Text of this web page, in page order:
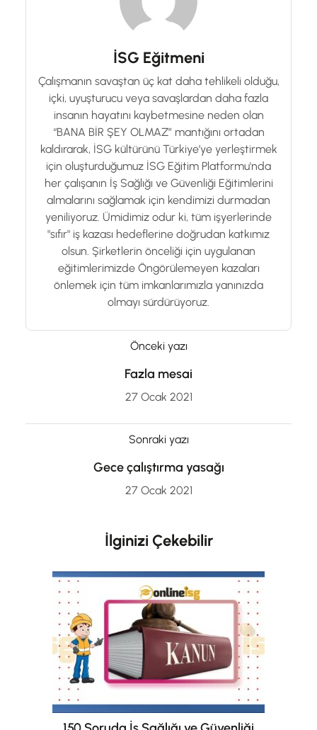
İSG Eğitmeni
Çalışmanın savaştan üç kat daha tehlikeli olduğu,
içki, uyuşturucu veya savaşlardan daha fazla
insanın hayatını kaybetmesine neden olan
“BANA BİR ŞEY OLMAZ” mantığını ortadan
kaldırarak, İSG kültürünü Türkiye’ye yerleştirmek
için oluşturduğumuz İSG Eğitim Platformu'nda
her çalışanın İş Sağlığı ve Güvenliği Eğitimlerini
almalarını sağlamak için kendimizi durmadan
yeniliyoruz. Ümidimiz odur ki, tüm işyerlerinde
"sıfır" iş kazası hedeflerine doğrudan katkımız
olsun. Şirketlerin önceliği için uygulanan
eğitimlerimizde Öngörülemeyen kazaları
önlemek için tüm imkanlarımızla yanınızda
olmayı sürdürüyoruz.
Önceki yazı
Fazla mesai
27 Ocak 2021
Sonraki yazı
Gece çalıştırma yasağı
27 Ocak 2021
İlginizi Çekebilir